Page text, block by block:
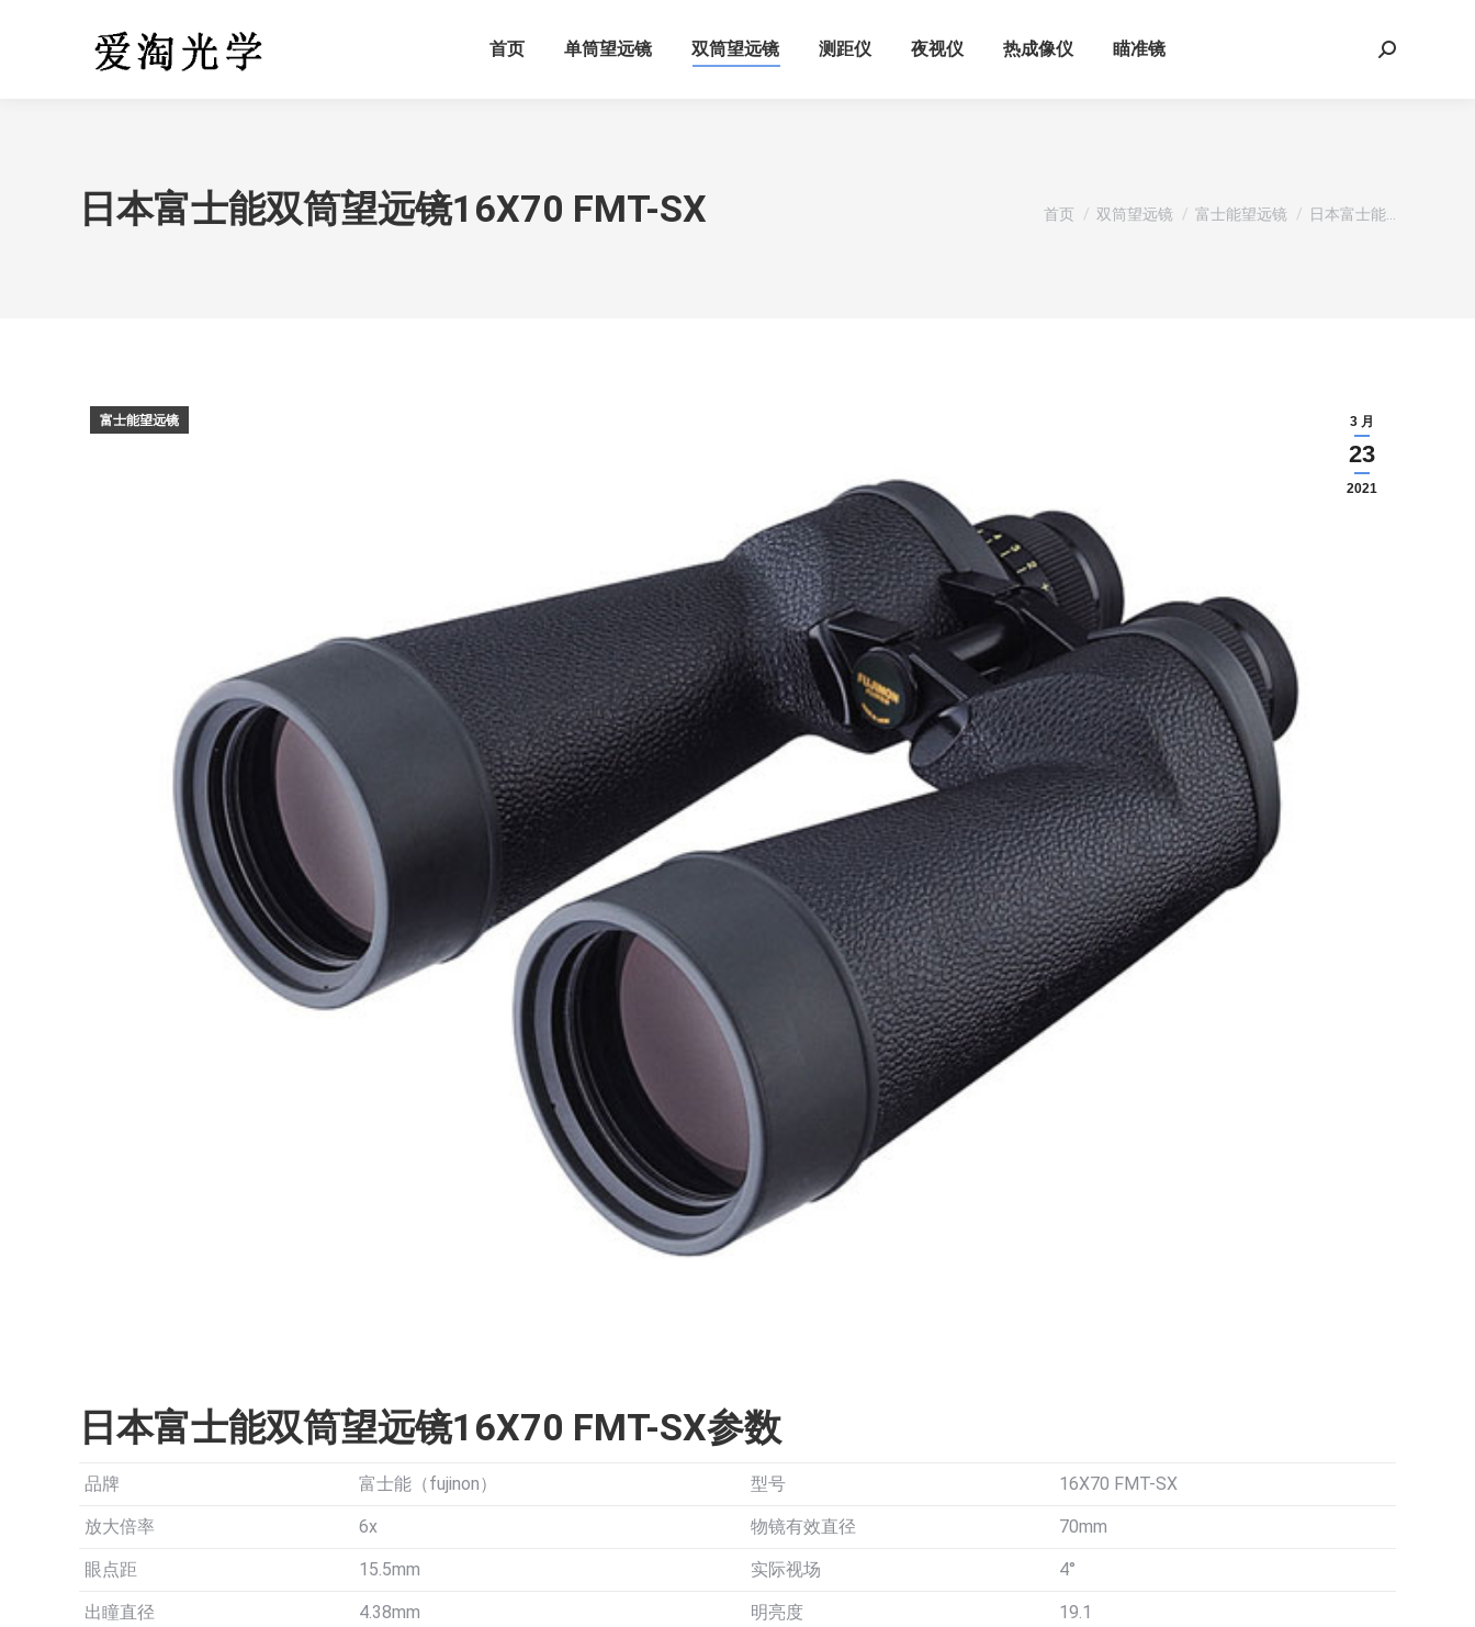
首页 单筒望远镜 双筒望远镜 测距仪 夜视仪 热成像仪 瞄准镜 Search:
日本富士能双筒望远镜16X70 FMT-SX 您在这里：
首页 双筒望远镜 富士能望远镜 日本富士能…
3 月
23
2021
富士能望远镜
日本富士能双筒望远镜16X70 FMT-SX参数
品牌 富士能（fujinon） 型号 16X70 FMT-SX
放大倍率 6x 物镜有效直径 70mm
眼点距 15.5mm 实际视场 4°
出瞳直径 4.38mm 明亮度 19.1